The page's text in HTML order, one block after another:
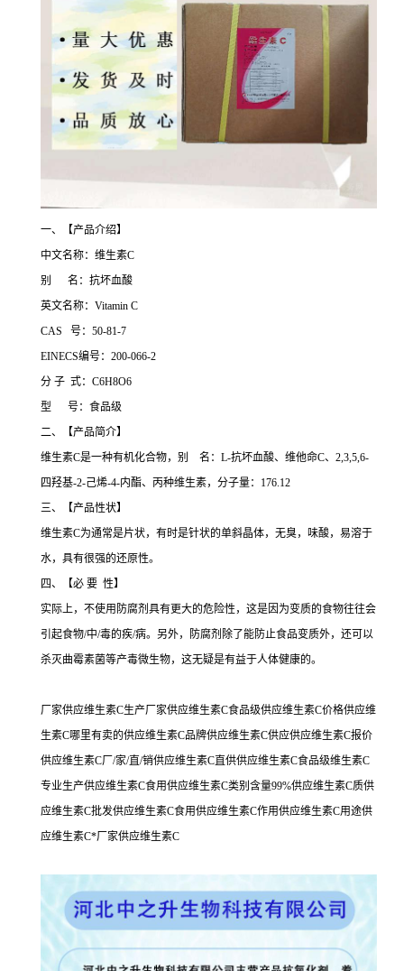
一、【产品介绍】
中文名称：维生素C
别 名：抗坏血酸
英文名称：Vitamin C
CAS 号：50-81-7
EINECS编号：200-066-2
分 子 式：C6H8O6
型 号：食品级
二、【产品简介】
维生素C是一种有机化合物，别 名：L-抗坏血酸、维他命C、2,3,5,6-
四羟基-2-己烯-4-内酯、丙种维生素，分子量：176.12
三、【产品性状】
维生素C为通常是片状，有时是针状的单斜晶体，无臭，味酸，易溶于
水，具有很强的还原性。
四、【必 要 性】
实际上，不使用防腐剂具有更大的危险性，这是因为变质的食物往往会
引起食物/中/毒的疾/病。另外，防腐剂除了能防止食品变质外，还可以
杀灭曲霉素菌等产毒微生物，这无疑是有益于人体健康的。
厂家供应维生素C生产厂家供应维生素C食品级供应维生素C价格供应维
生素C哪里有卖的供应维生素C品牌供应维生素C供应供应维生素C报价
供应维生素C厂/家/直/销供应维生素C直供供应维生素C食品级维生素C
专业生产供应维生素C食用供应维生素C类别含量99%供应维生素C质供
应维生素C批发供应维生素C食用供应维生素C作用供应维生素C用途供
应维生素C*厂家供应维生素C